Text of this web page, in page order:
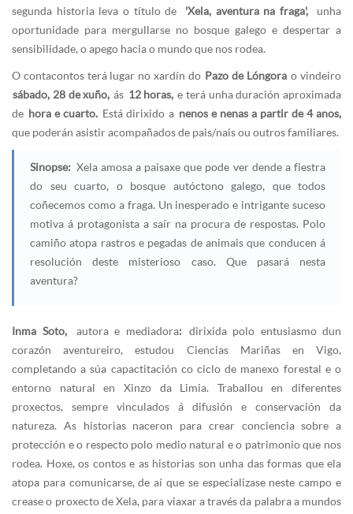
segunda historia leva o título de 'Xela, aventura na fraga', unha
oportunidade para mergullarse no bosque galego e despertar a
sensibilidade, o apego hacia o mundo que nos rodea.
O contacontos terá lugar no xardín do Pazo de Lóngorao vindeiro
sábado, 28 de xuño,ás 12 horas,e terá unha duración aproximada
de hora e cuarto. Está dirixido a nenos e nenas a partir de 4 anos,
que poderán asistir acompañados de pais/nais ou outros familiares.
Sinopse: Xela amosa a paisaxe que pode ver dende a fiestra
do seu cuarto, o bosque autóctono galego, que todos
coñecemos como a fraga. Un inesperado e intrigante suceso
motiva á protagonista a saír na procura de respostas. Polo
camiño atopa rastros e pegadas de animais que conducen á
resolución deste misterioso caso. Que pasará nesta
aventura?
Inma Soto,autora e mediadora: dirixida polo entusiasmo dun
corazón aventureiro, estudou Ciencias Mariñas en Vigo,
completando a súa capactitación co ciclo de manexo forestal e o
entorno natural en Xinzo da Limia. Traballou en diferentes
proxectos, sempre vinculados á difusión e conservación da
natureza. As historias naceron para crear conciencia sobre a
protección e o respecto polo medio natural e o patrimonio que nos
rodea. Hoxe, os contos e as historias son unha das formas que ela
atopa para comunicarse, de aí que se especializase neste campo e
crease o proxecto de Xela, para viaxar a través da palabra a mundos